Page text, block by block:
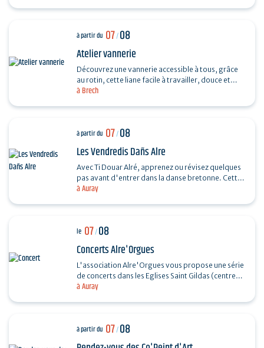
à Brech
à partir du 07/08
Atelier vannerie
Découvrez une vannerie accessible à tous, grâce
au rotin, cette liane facile à travailler, douce et
à Auray
à partir du 07/08
Les Vendredis Dañs Alre
Avec Ti Douar Alré, apprenez ou révisez quelques
pas avant d'entrer dans la danse bretonne. Cette
initiation est suivie d'un fest-noz animé par un…
à Auray
le 07/08
Concerts Alre'Orgues
L'association Alre'Orgues vous propose une série
de concerts dans les Eglises Saint Gildas (centre-
à partir du 07/08